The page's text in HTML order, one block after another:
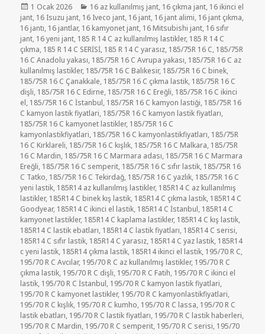
Yayın
tarihi
1 Ocak 2026 Kategoriler
16 az kullanılmış jant, 16 çıkma jant, 16 ikinci el
jant, 16 Isuzu jant, 16 Iveco jant, 16 jant, 16 jant alimi, 16 jant çıkma,
16 jantı, 16 jantlar, 16 kamyonet jant, 16 Mitsubishi jant, 16 sıfır
jant, 16 yeni jant, 185 R 14 C az kullanılmış lastikler, 185 R 14 C
çıkma, 185 R 14 C SERİSİ, 185 R 14 C yarasız, 185/75R 16 C, 185/75R
16 C Anadolu yakası, 185/75R 16 C Avrupa yakası, 185/75R 16 C az
kullanılmış lastikler, 185/75R 16 C Balıkesir, 185/75R 16 C binek,
185/75R 16 C Çanakkale, 185/75R 16 C çıkma lastik, 185/75R 16 C
dişli, 185/75R 16 C Edirne, 185/75R 16 C Ereğli, 185/75R 16 C ikinci
el, 185/75R 16 C İstanbul, 185/75R 16 C kamyon lastiği, 185/75R 16
C kamyon lastik fiyatlari, 185/75R 16 C kamyon lastik fiyatları,
185/75R 16 C kamyonet lastikler, 185/75R 16 C
kamyonlastikfiyatlari, 185/75R 16 C kamyonlastikfiyatları, 185/75R
16 C Kırklareli, 185/75R 16 C kışlık, 185/75R 16 C Malkara, 185/75R
16 C Mardin, 185/75R 16 C Marmara adası, 185/75R 16 C Marmara
Ereğli, 185/75R 16 C semperit, 185/75R 16 C sıfır lastik, 185/75R 16
C Tatko, 185/75R 16 C Tekirdağ, 185/75R 16 C yazlık, 185/75R 16 C
yeni lastik, 185R14 az kullanılmış lastikler, 185R14 C az kullanılmış
lastikler, 185R14 C binek kış lastik, 185R14 C çıkma lastik, 185R14 C
Goodyear, 185R14 C ikinci el lastik, 185R14 C İstanbul, 185R14 C
kamyonet lastikler, 185R14 C kaplama lastikler, 185R14 C kış lastik,
185R14 C lastik ebatları, 185R14 C lastik fiyatları, 185R14 C serisi,
185R14 C sıfır lastik, 185R14 C yarasız, 185R14 C yaz lastik, 185R14
c yeni lastik, 185R14 çıkma lastik, 185R14 ikinci el lastik, 195/70 R C,
195/70 R C Avcılar, 195/70 R C az kullanılmış lastikler, 195/70 R C
çıkma lastik, 195/70 R C dişli, 195/70 R C Fatih, 195/70 R C ikinci el
lastik, 195/70 R C İstanbul, 195/70 R C kamyon lastik fiyatlari,
195/70 R C kamyonet lastikler, 195/70 R C kamyonlastikfiyatlari,
195/70 R C kışlık, 195/70 R C kumho, 195/70 R C lassa, 195/70 R C
lastik ebatları, 195/70 R C lastik fiyatları, 195/70 R C lastik haberleri,
195/70 R C Mardin, 195/70 R C semperit, 195/70 R C serisi, 195/70